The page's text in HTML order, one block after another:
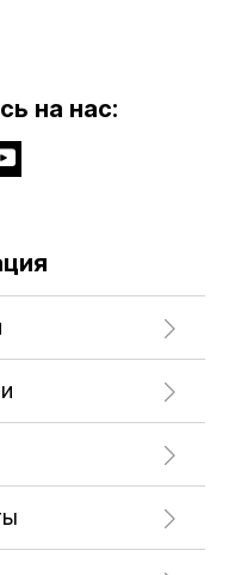
на нас: